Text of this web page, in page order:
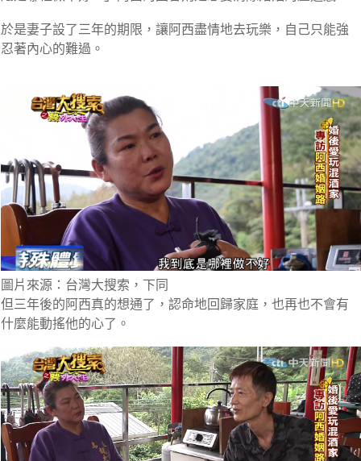
於是妻子設了三年的期限，讓阿西盡情地去玩樂，自己只能強
忍著內心的難過。
圖片來源：台灣大搜索，下同
但三年後的阿西真的想通了，認命地回歸家庭，也再也不會有
什麼能動搖他的心了。